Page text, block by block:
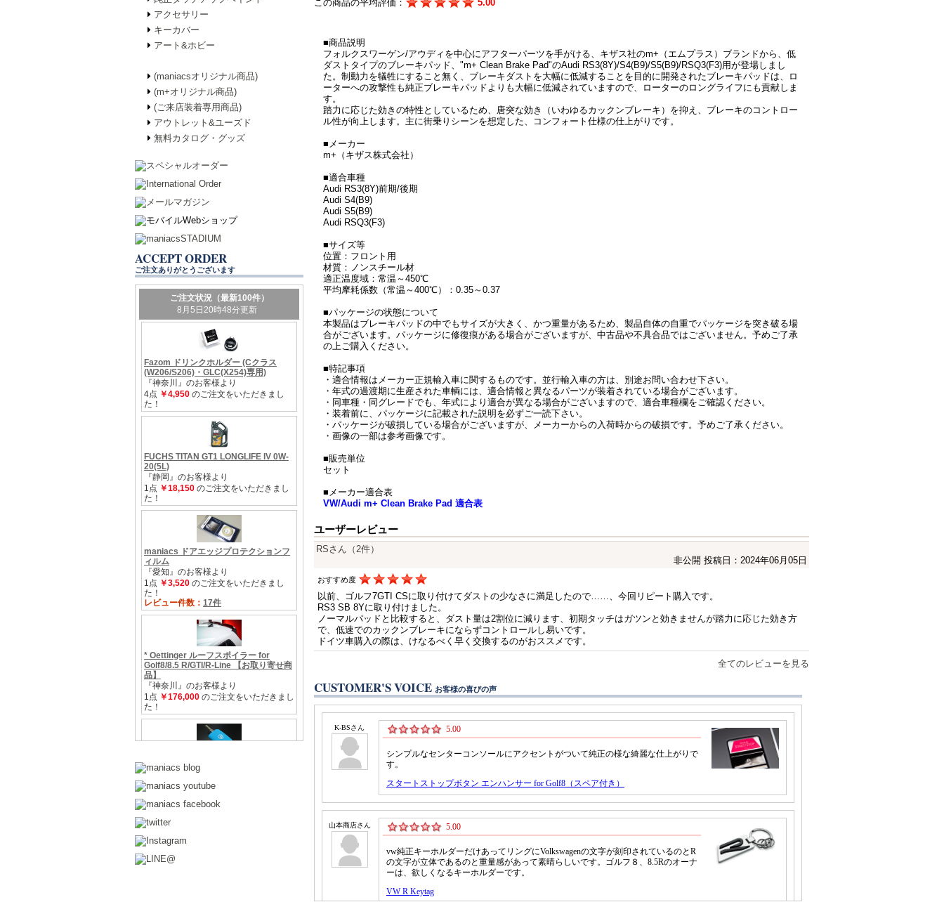
アクセサリー
キーカバー
アート&ホビー
(maniacsオリジナル商品)
(m+オリジナル商品)
(ご来店装着専用商品)
アウトレット&ユーズド
無料カタログ・グッズ
ACCEPT ORDER
ご注文ありがとうございます
この商品の平均評価： 5.00
■商品説明
フォルクスワーゲン/アウディを中心にアフターパーツを手がける、キザス社のm+（エムプラス）ブランドから、低
ダストタイプのブレーキパッド、"m+ Clean Brake Pad"のAudi RS3(8Y)/S4(B9)/S5(B9)/RSQ3(F3)用が登場しまし
た。制動力を犠牲にすること無く、ブレーキダストを大幅に低減することを目的に開発されたブレーキパッドは、ロ
ーターへの攻撃性も純正ブレーキパッドよりも大幅に低減されていますので、ローターのロングライフにも貢献しま
す。
踏力に応じた効きの特性としているため、唐突な効き（いわゆるカックンブレーキ）を抑え、ブレーキのコントロー
ル性が向上します。主に街乗りシーンを想定した、コンフォート仕様の仕上がりです。
■メーカー
m+（キザス株式会社）
■適合車種
Audi RS3(8Y)前期/後期
Audi S4(B9)
Audi S5(B9)
Audi RSQ3(F3)
■サイズ等
位置：フロント用
材質：ノンスチール材
適正温度域：常温～450℃
平均摩耗係数（常温～400℃）：0.35～0.37
■パッケージの状態について
本製品はブレーキパッドの中でもサイズが大きく、かつ重量があるため、製品自体の自重でパッケージを突き破る場
合がございます。パッケージに修復痕がある場合がございますが、中古品や不具合品ではございません。予めご了承
の上ご購入ください。
■特記事項
・適合情報はメーカー正規輸入車に関するものです。並行輸入車の方は、別途お問い合わせ下さい。
・年式の過渡期に生産された車輌には、適合情報と異なるパーツが装着されている場合がございます。
・同車種・同グレードでも、年式により適合が異なる場合がございますので、適合車種欄をご確認ください。
・装着前に、パッケージに記載された説明を必ずご一読下さい。
・パッケージが破損している場合がございますが、メーカーからの入荷時からの破損です。予めご了承ください。
・画像の一部は参考画像です。
■販売単位
セット
■メーカー適合表
VW/Audi m+ Clean Brake Pad 適合表
ユーザーレビュー
RSさん（2件）
非公開 投稿日：2024年06月05日
おすすめ度
以前、ゴルフ7GTI CSに取り付けてダストの少なさに満足したので……、今回リピート購入です。
RS3 SB 8Yに取り付けました。
ノーマルパッドと比較すると、ダスト量は2割位に減ります、初期タッチはガツンと効きませんが踏力に応じた効き方
で、低速でのカックンブレーキにならずコントロールし易いです。
ドイツ車購入の際は、けなるべく早く交換するのがおススメです。
全てのレビューを見る
CUSTOMER'S VOICE お客様の喜びの声